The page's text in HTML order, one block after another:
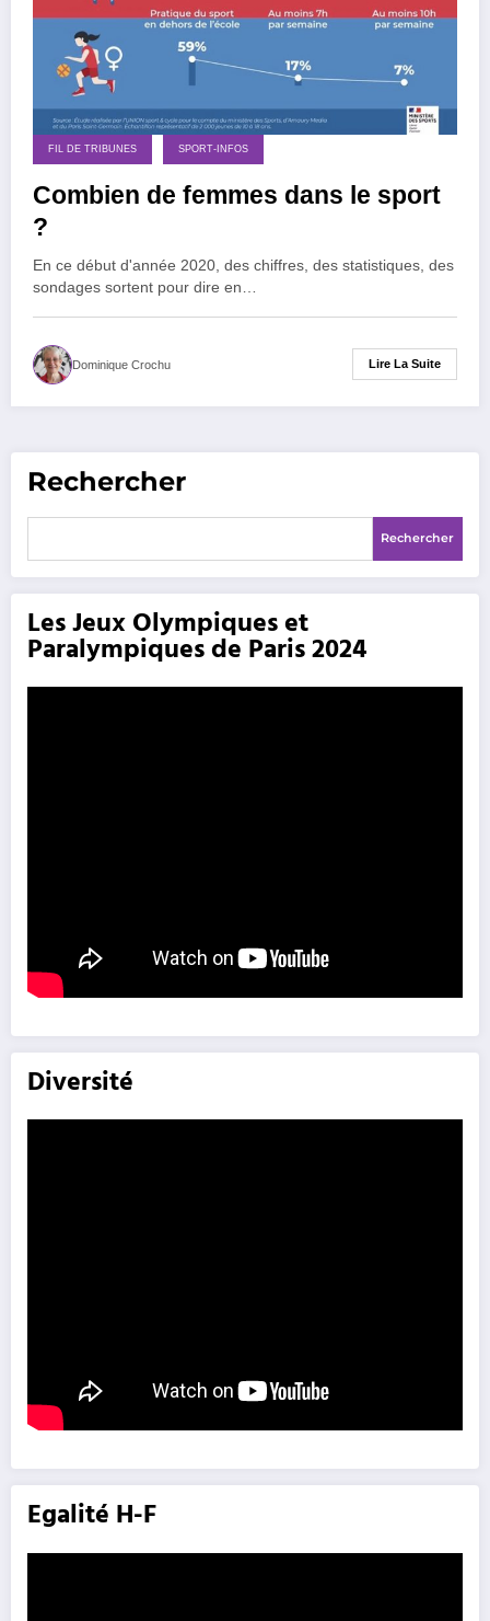
FIL DE TRIBUNES SPORT-INFOS
Combien de femmes dans le sport
?
En ce début d'année 2020, des chiffres, des statistiques, des
sondages sortent pour dire en…
Dominique Crochu Lire La Suite
Rechercher
Rechercher
Les Jeux Olympiques et
Paralympiques de Paris 2024
Diversité
Egalité H-F